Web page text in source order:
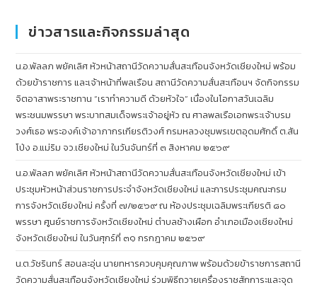
ข่าวสารและกิจกรรมล่าสุด
น.อ.พัลลภ พยัคเลิศ หัวหน้าสถานีวัดความสั่นสะเทือนจังหวัดเชียงใหม่ พร้อม
ด้วยข้าราชการ และเจ้าหน้าที่พลเรือน สถานีวัดความสั่นสะเทือนฯ จัดกิจกรรม
จิตอาสาพระราชทาน “เราทำความดี ด้วยหัวใจ” เนื่องในโอกาสวันเฉลิม
พระชนมพรรษา พระบาทสมเด็จพระเจ้าอยู่หัว ณ ศาลพลเรือเอกพระเจ้าบรม
วงศ์เธอ พระองค์เจ้าอาภากรเกียรติวงศ์ กรมหลวงชุมพรเขตอุดมศักดิ์ ต.สัน
โป่ง อ.แม่ริม จว.เชียงใหม่ ในวันจันทร์ที่ ๓ สิงหาคม ๒๕๖๙
น.อ.พัลลภ พยัคเลิศ หัวหน้าสถานีวัดความสั่นสะเทือนจังหวัดเชียงใหม่ เข้า
ประชุมหัวหน้าส่วนราชการประจำจังหวัดเชียงใหม่ และการประชุมคณะกรม
การจังหวัดเชียงใหม่ ครั้งที่ ๗/๒๕๖๙ ณ ห้องประชุมเฉลิมพระเกียรติ ๘๐
พรรษา ศูนย์ราชการจังหวัดเชียงใหม่ ตำบลช้างเผือก อำเภอเมืองเชียงใหม่
จังหวัดเชียงใหม่ ในวันศุกร์ที่ ๓๑ กรกฎาคม ๒๕๖๙
น.ต.วัชรินทร์ สอนละอุ่น นายทหารควบคุมคุณภาพ พร้อมด้วยข้าราชการสถานี
วัดความสั่นสะเทือนจังหวัดเชียงใหม่ ร่วมพิธีถวายเครื่องราชสักการะและจุด